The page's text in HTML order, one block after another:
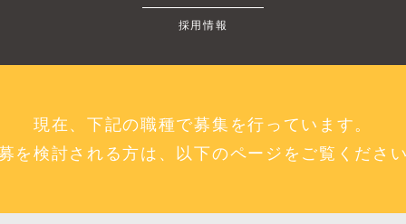
採用情報
現在、下記の職種で募集を行っています。
を検討される方は、以下のページをご覧くださ